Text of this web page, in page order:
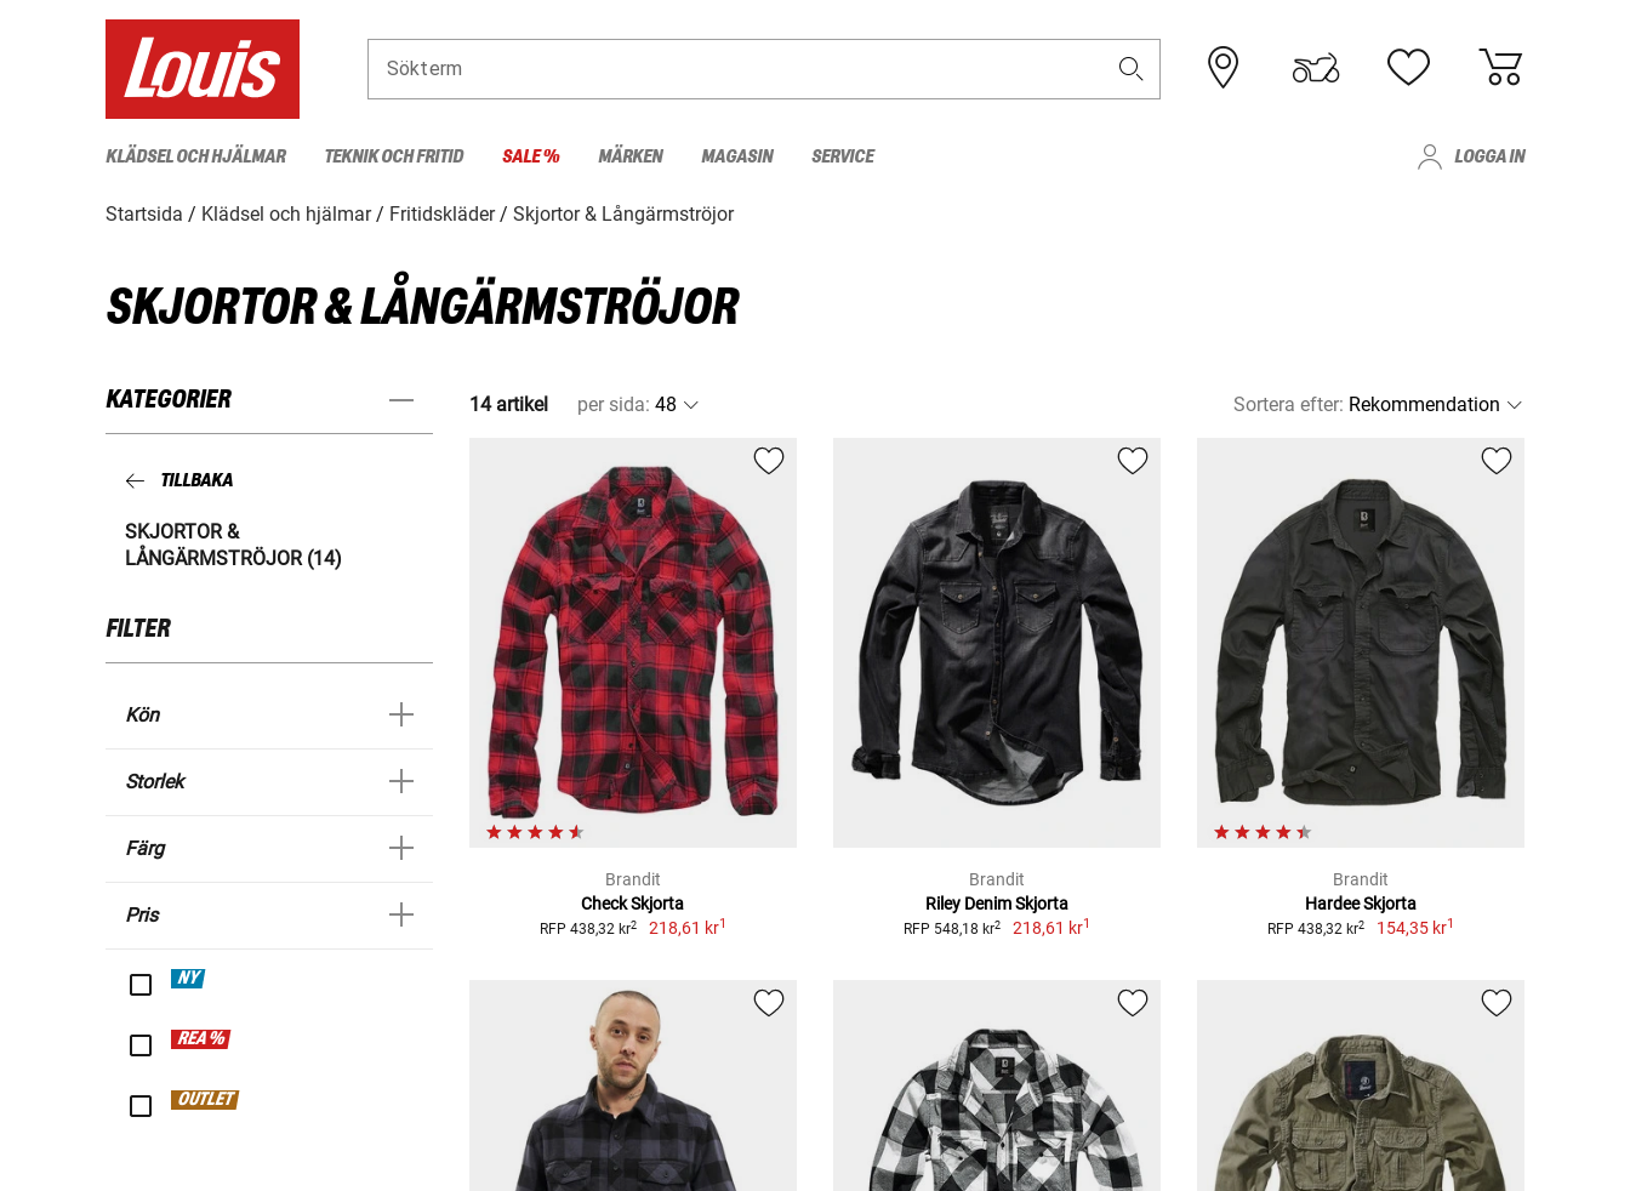
Sökterm
KLÄDSEL OCH HJÄLMAR TEKNIK OCH FRITID SALE % MÄRKEN MAGASIN SERVICE LOGGA IN
Startsida Klädsel och hjälmar Fritidskläder Skjortor & Långärmströjor
SKJORTOR & LÅNGÄRMSTRÖJOR
KATEGORIER
TILLBAKA
SKJORTOR &
LÅNGÄRMSTRÖJOR (14)
FILTER
Kön
Storlek
Färg
Pris
NY
REA %
OUTLET
14 artikel per sida: Sortera efter:
Brandit
Check Skjorta
RFP 438,32 kr2 218,61 kr1
Brandit
Riley Denim Skjorta
RFP 548,18 kr2 218,61 kr1
Brandit
Hardee Skjorta
RFP 438,32 kr2 154,35 kr1